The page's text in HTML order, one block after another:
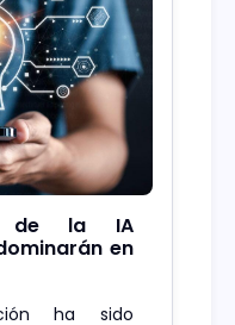
de la IA
en
ha sido